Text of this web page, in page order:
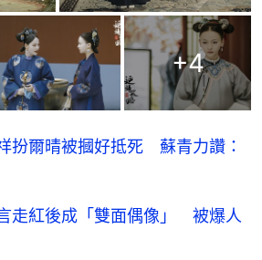
+4
扮爾晴被摑好抵死 蘇青力讚：
走紅後成「雙面偶像」 被爆人